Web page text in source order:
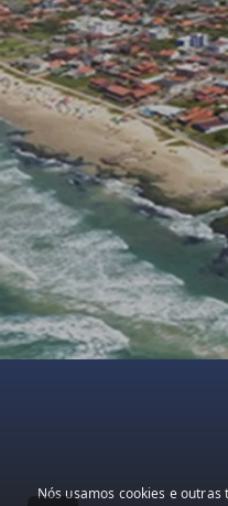
Nós usamos cookies e